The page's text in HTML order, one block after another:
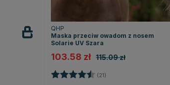
QHP
Maska przeciw owadom z nosem
Solarie UV Szara
103.58 zł 115.09 zł
Ocena: (21)